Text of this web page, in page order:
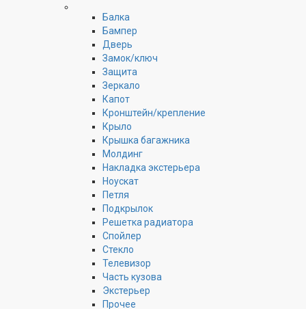
Балка
Бампер
Дверь
Замок/ключ
Защита
Зеркало
Капот
Кронштейн/крепление
Крыло
Крышка багажника
Молдинг
Накладка экстерьера
Ноускат
Петля
Подкрылок
Решетка радиатора
Спойлер
Стекло
Телевизор
Часть кузова
Экстерьер
Прочее